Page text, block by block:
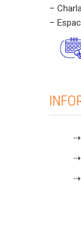
–
–
⇢
⇢
⇢